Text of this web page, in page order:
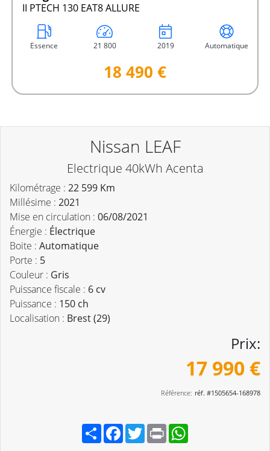
II PTECH 130 EAT8 ALLURE
Essence 21 800 2019 Automatique
18 490 €
Nissan LEAF
Electrique 40kWh Acenta
Kilométrage : 22 599 Km
Millésime : 2021
Mise en circulation : 06/08/2021
Énergie : Électrique
Boite : Automatique
Porte : 5
Couleur : Gris
Puissance fiscale : 6 cv
Puissance : 150 ch
Localisation : Brest (29)
Prix:
17 990 €
Référence: réf. #1505654-168978
PartagerFacebook
TwitterPrint